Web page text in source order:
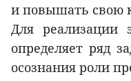
и повышать свою
Для реализации
определяет ряд
осознания роли